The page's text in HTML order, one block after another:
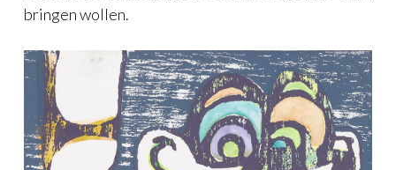
bringen wollen.